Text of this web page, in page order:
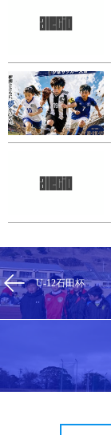
U-12石田杯